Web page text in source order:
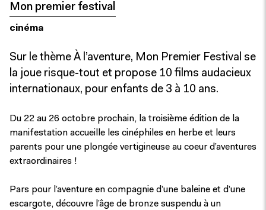
Mon premier festival
cinéma
Sur le thème À l’aventure, Mon Premier Festival se
la joue risque-tout et propose 10 films audacieux
internationaux, pour enfants de 3 à 10 ans.
Du 22 au 26 octobre prochain, la troisième édition de la
manifestation accueille les cinéphiles en herbe et leurs
parents pour une plongée vertigineuse au coeur d’aventures
extraordinaires !
Pars pour l’aventure en compagnie d’une baleine et d’une
escargote, découvre l’âge de bronze suspendu à un